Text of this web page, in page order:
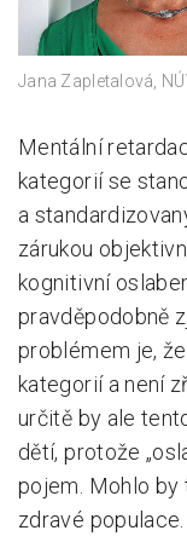
Jana Zapletalová,
Mentální
kategorií se
a
zárukou
kognitivní
pravděpodobně
problémem je,
kategorií a není
určitě by ale
dětí, protože
pojem. Mohlo by
zdravé populace.